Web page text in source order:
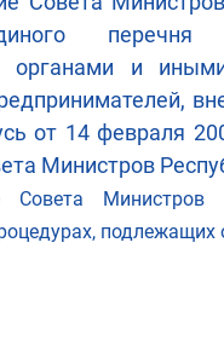
перечня
органами и
от 14 февраля
Министров
Совета